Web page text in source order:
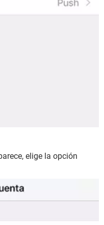
elige la opción